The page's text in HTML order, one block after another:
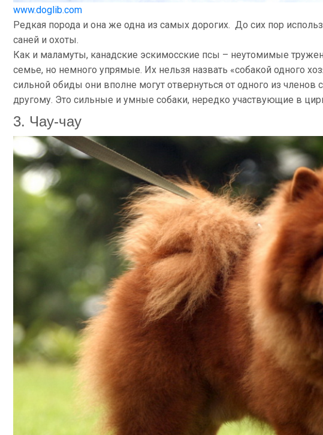
www.doglib.com
Редкая порода и она же одна из самых дорогих. До сих пор
саней и охоты.
Как и маламуты, канадские эскимосские псы – неутомимые
семье, но немного упрямые. Их нельзя назвать «собакой одного
сильной обиды они вполне могут отвернуться от одного из
другому. Это сильные и умные собаки, нередко участвующие в
3. Чау-чау